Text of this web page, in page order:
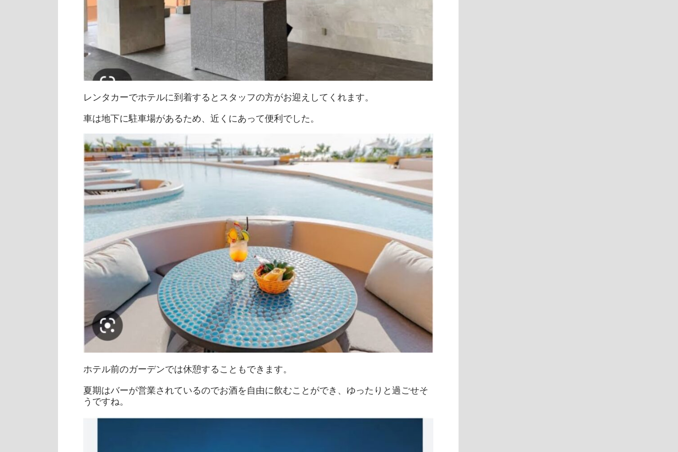
レンタカーでホテルに到着するとスタッフの方がお迎えしてくれます。
車は地下に駐車場があるため、近くにあって便利でした。
ホテル前のガーデンでは休憩することもできます。
夏期はバーが営業されているのでお酒を自由に飲むことができ、ゆったりと過ごせそ
うですね。